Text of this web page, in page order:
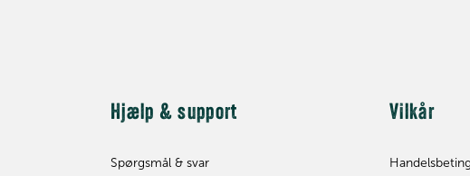
Hjælp & support
Spørgsmål & svar
Vilkår